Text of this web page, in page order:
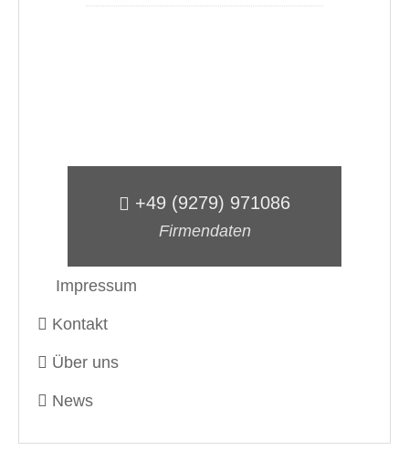
+49 (9279) 971086
Firmendaten
Impressum
Kontakt
Über uns
News